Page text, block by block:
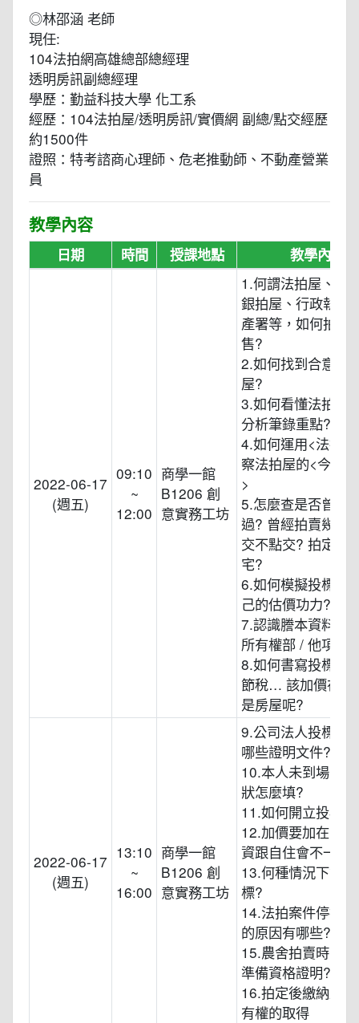
◎林邵涵 老師
現任:
104法拍網高雄總部總經理
透明房訊副總經理
學歷：勤益科技大學 化工系
經歷：104法拍屋/透明房訊/實價網 副總/點交經歷
約1500件
證照：特考諮商心理師、危老推動師、不動產營業
員
教學內容
日期 時間 授課地點 教學內容
2022-06-17
(週五)
09:10
~
12:00
商學一館
B1206 創
意實務工坊
1.何謂法拍屋、金
銀拍屋、行政執行
產署等，如何拍賣
售?
2.如何找到合意的
屋?
3.如何看懂法拍屋
分析筆錄重點?
4.如何運用<法拍
察法拍屋的<今生
>
5.怎麼查是否曾經
過? 曾經拍賣幾輪
交不點交? 拍定過
宅?
6.如何模擬投標，
己的估價功力?
7.認識謄本資料 標
所有權部 / 他項權
8.如何書寫投標書
節稅… 該加價在土
是房屋呢?
2022-06-17
(週五)
13:10
~
16:00
商學一館
B1206 創
意實務工坊
9.公司法人投標時
哪些證明文件?
10.本人未到場時
狀怎麼填?
11.如何開立投標
12.加價要加在哪
資跟自住會不一樣
13.何種情況下會
標?
14.法拍案件停拍
的原因有哪些?
15.農舍拍賣時，
準備資格證明?
16.拍定後繳納尾
有權的取得